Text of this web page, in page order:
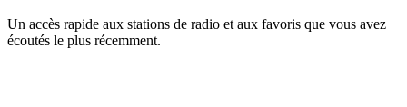
Un accès rapide aux stations de radio et aux favoris que vous avez
écoutés le plus récemment.